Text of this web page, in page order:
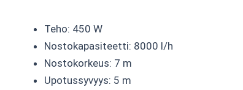
Teho: 450 W
Nostokapasiteetti: 8000 l/h
Nostokorkeus: 7 m
Upotussyvyys: 5 m